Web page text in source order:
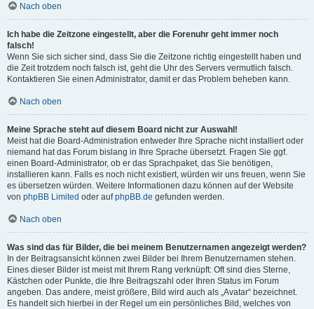
Nach oben
Ich habe die Zeitzone eingestellt, aber die Forenuhr geht immer noch
falsch!
Wenn Sie sich sicher sind, dass Sie die Zeitzone richtig eingestellt haben und
die Zeit trotzdem noch falsch ist, geht die Uhr des Servers vermutlich falsch.
Kontaktieren Sie einen Administrator, damit er das Problem beheben kann.
Nach oben
Meine Sprache steht auf diesem Board nicht zur Auswahl!
Meist hat die Board-Administration entweder Ihre Sprache nicht installiert oder
niemand hat das Forum bislang in Ihre Sprache übersetzt. Fragen Sie ggf.
einen Board-Administrator, ob er das Sprachpaket, das Sie benötigen,
installieren kann. Falls es noch nicht existiert, würden wir uns freuen, wenn Sie
es übersetzen würden. Weitere Informationen dazu können auf der Website
von phpBB Limited oder aufphpBB.de gefunden werden.
Nach oben
Was sind das für Bilder, die bei meinem Benutzernamen angezeigt werden?
In der Beitragsansicht können zwei Bilder bei Ihrem Benutzernamen stehen.
Eines dieser Bilder ist meist mit Ihrem Rang verknüpft: Oft sind dies Sterne,
Kästchen oder Punkte, die Ihre Beitragszahl oder Ihren Status im Forum
angeben. Das andere, meist größere, Bild wird auch als „Avatar“ bezeichnet.
Es handelt sich hierbei in der Regel um ein persönliches Bild, welches von